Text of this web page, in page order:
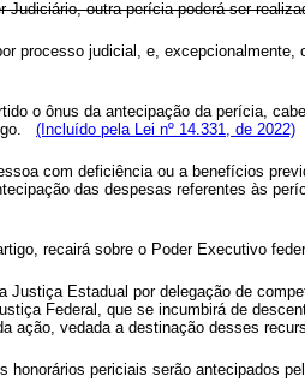
outra perícia poderá ser
processo judicial, e,
o ônus da antecipação da perícia,
(Incluído pela Lei nº 14.331, de 2022)
com deficiência ou a benefícios
das despesas referentes às
recairá sobre o Poder Executivo
Estadual por delegação de
Federal, que se incumbirá de
ação, vedada a destinação desses
honorários periciais serão antecipados